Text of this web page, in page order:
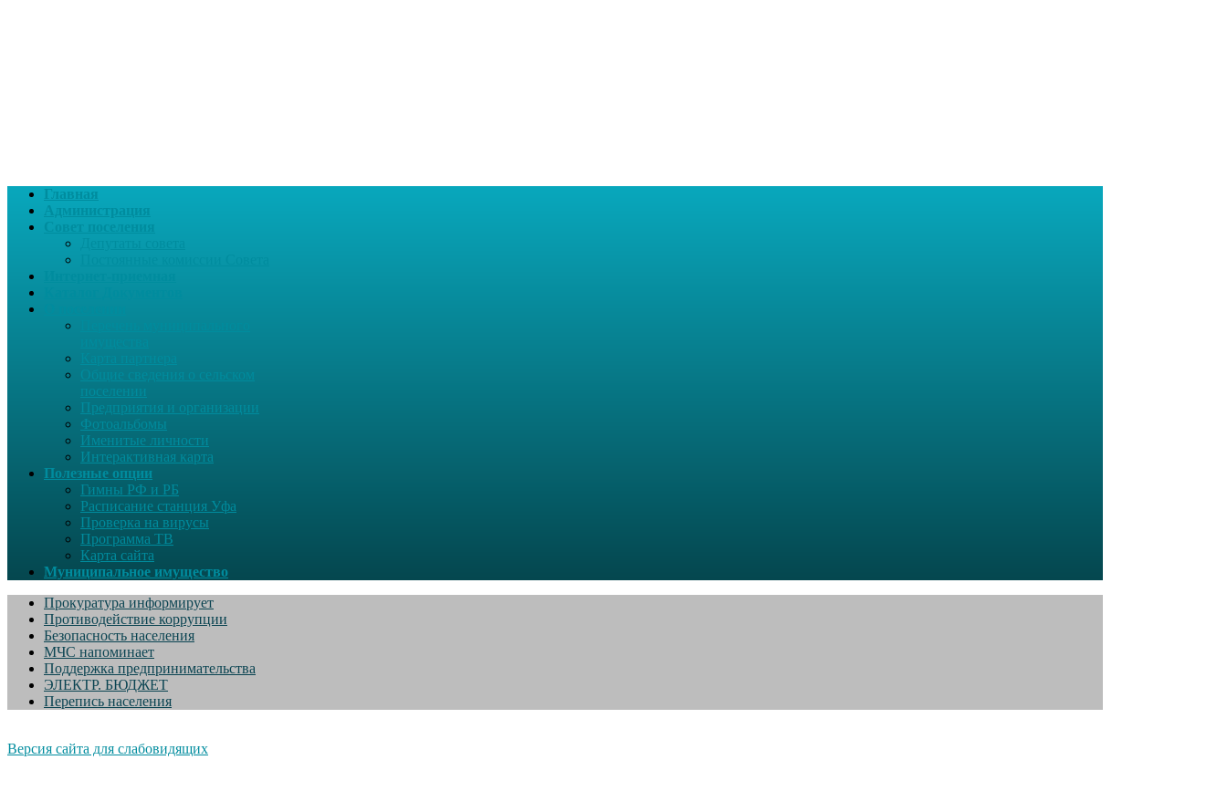
Главная
Администрация
поселении
Предприятия и организации
Фотоальбомы
Именитые личности
Интерактивная карта
Полезные опции
Гимны РФ и РБ
Расписание станция Уфа
Проверка на вирусы
Программа ТВ
Карта сайта
Муниципальное имущество
Прокуратура информирует
Противодействие коррупции
Безопасность населения
МЧС напоминает
Поддержка предпринимательства
ЭЛЕКТР. БЮДЖЕТ
Перепись населения
Версия сайта для слабовидящих